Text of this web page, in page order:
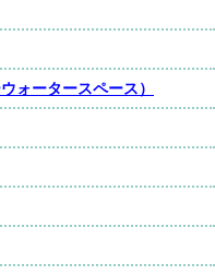
ォータースペース）